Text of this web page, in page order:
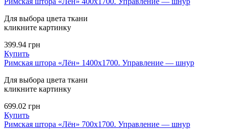
Для выбора цвета ткани
кликните картинку
399.94 грн
Купить
Римская штора «Лён» 1400х1700. Управление — шнур
Для выбора цвета ткани
кликните картинку
699.02 грн
Купить
Римская штора «Лён» 700х1700. Управление — шнур